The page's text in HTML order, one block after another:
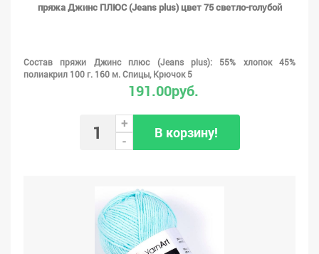
пряжа Джинс ПЛЮС (Jeans plus) цвет 75 светло-голубой
Состав пряжи Джинс плюс (Jeans plus): 55% хлопок 45%
полиакрил 100 г. 160 м. Спицы, Крючок 5
191.00руб.
+
-
В корзину!